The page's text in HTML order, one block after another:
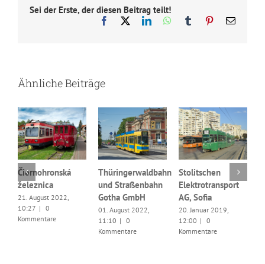
Sei der Erste, der diesen Beitrag teilt!
Facebook LinkedInWhatsApp
Tumblr Pinterest
E-
Ähnliche Beiträge
Čiernohronská
železnica
21. August 2022,
10:27 | 0
Kommentare
Thüringerwaldbahn
und Straßenbahn
Gotha GmbH
01. August 2022,
11:10 | 0
Kommentare
Stolitschen
Elektrotransport
AG, Sofia
20. Januar 2019,
12:00 | 0
Kommentare